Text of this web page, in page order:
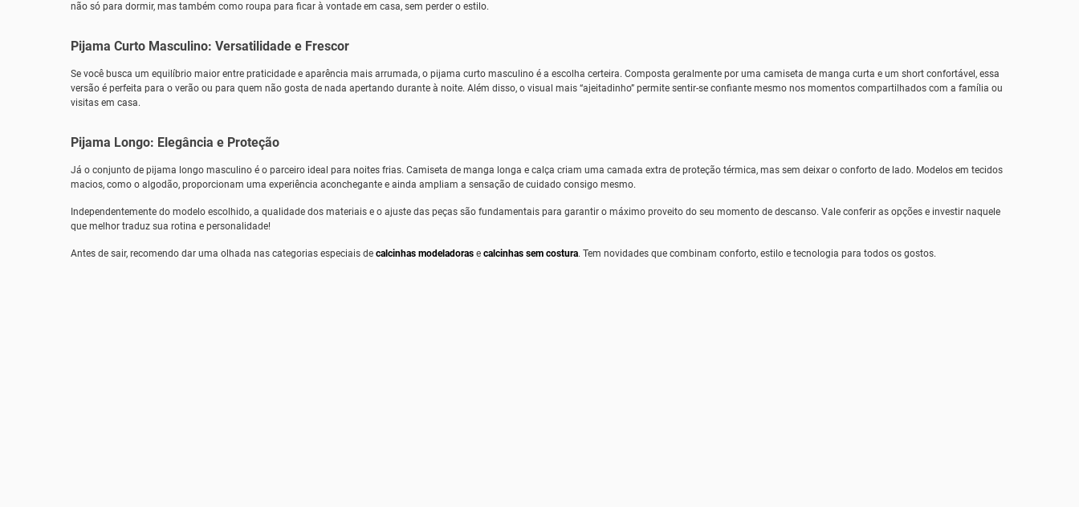
não só para dormir, mas também como roupa para ficar à vontade em casa, sem perder o estilo.
Pijama Curto Masculino: Versatilidade e Frescor
Se você busca um equilíbrio maior entre praticidade e aparência mais arrumada, o pijama curto masculino é a escolha certeira. Composta geralmente por uma camiseta de manga curta e um short confortável, essa
versão é perfeita para o verão ou para quem não gosta de nada apertando durante à noite. Além disso, o visual mais “ajeitadinho” permite sentir-se confiante mesmo nos momentos compartilhados com a família ou
visitas em casa.
Pijama Longo: Elegância e Proteção
Já o conjunto de pijama longo masculino é o parceiro ideal para noites frias. Camiseta de manga longa e calça criam uma camada extra de proteção térmica, mas sem deixar o conforto de lado. Modelos em tecidos
macios, como o algodão, proporcionam uma experiência aconchegante e ainda ampliam a sensação de cuidado consigo mesmo.
Independentemente do modelo escolhido, a qualidade dos materiais e o ajuste das peças são fundamentais para garantir o máximo proveito do seu momento de descanso. Vale conferir as opções e investir naquele
que melhor traduz sua rotina e personalidade!
Antes de sair, recomendo dar uma olhada nas categorias especiais de calcinhas modeladoras e calcinhas sem costura. Tem novidades que combinam conforto, estilo e tecnologia para todos os gostos.